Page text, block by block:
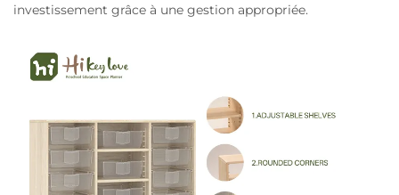
investissement grâce à une gestion appropriée.